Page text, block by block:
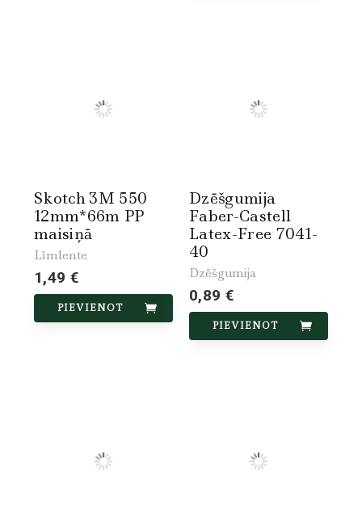
Skotch 3M 550
12mm*66m PP
maisiņā
Līmlente
1,49 €
PIEVIENOT
Dzēšgumija
Faber-Castell
Latex-Free 7041-
40
Dzēšgumija
0,89 €
PIEVIENOT